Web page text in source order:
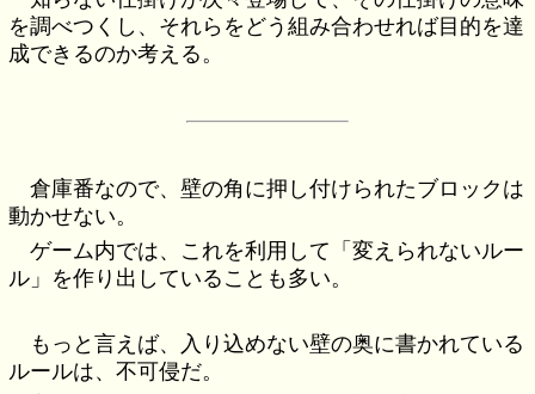
を調べつくし、それらをどう組み合わせれば目的を達
成できるのか考える。
倉庫番なので、壁の角に押し付けられたブロックは
動かせない。
ゲーム内では、これを利用して「変えられないルー
ル」を作り出していることも多い。
もっと言えば、入り込めない壁の奥に書かれている
ルールは、不可侵だ。